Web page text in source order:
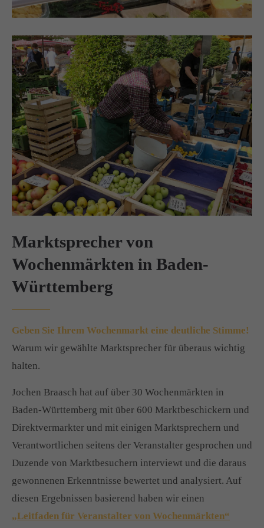
info@yourdomain.com
About us
Lorem ipsum dolor sit amet, consectetuer adipiscing
elit.
Aenean commodo ligula eget dolor. Aenean massa.
Cum sociis natoque penatibus et magnis dis parturient
montes, nascetur ridiculus mus. Donec quam felis,
ultricies nec.
Marktsprecher von
Wochenmärkten in Baden-
Württemberg
Geben Sie Ihrem Wochenmarkt eine deutliche Stimme!
Warum wir gewählte Marktsprecher für überaus wichtig
halten.
Jochen Braasch hat auf über 30 Wochenmärkten in
Baden-Württemberg mit über 600 Marktbeschickern und
Direktvermarkter und mit einigen Marktsprechern und
Verantwortlichen seitens der Veranstalter gesprochen und
Duzende von Marktbesuchern interviewt und die daraus
gewonnenen Erkenntnisse bewertet und analysiert. Auf
diesen Ergebnissen basierend haben wir einen
„Leitfaden für Veranstalter von Wochenmärkten“